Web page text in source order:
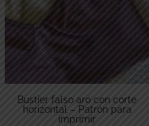
Bustier falso aro con corte
horizontal – Patrón para
imprimir